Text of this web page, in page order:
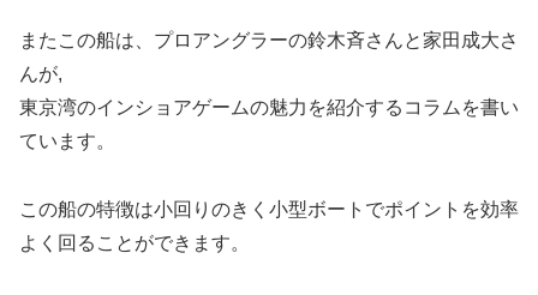
またこの船は、プロアングラーの鈴木斉さんと家田成大さ
んが,
東京湾のインショアゲームの魅力を紹介するコラムを書い
ています。
この船の特徴は小回りのきく小型ボートでポイントを効率
よく回ることができます。